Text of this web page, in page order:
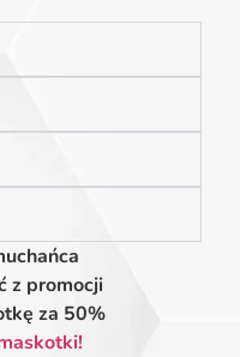
z promocji
za 50%